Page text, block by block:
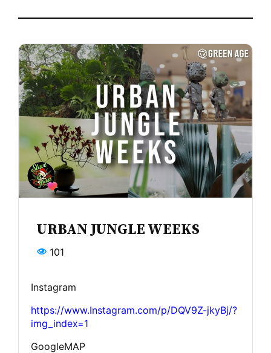
URBAN JUNGLE WEEKS
101
Instagram
https://www.Instagram.com/p/DQV9Z-jkyBj/?
img_index=1
GoogleMAP